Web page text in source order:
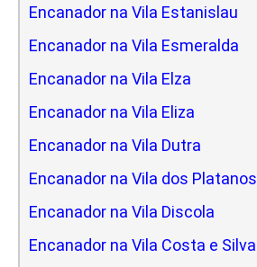
Encanador na Vila Estanislau
Encanador na Vila Esmeralda
Encanador na Vila Elza
Encanador na Vila Eliza
Encanador na Vila Dutra
Encanador na Vila dos Platanos
Encanador na Vila Discola
Encanador na Vila Costa e Silva